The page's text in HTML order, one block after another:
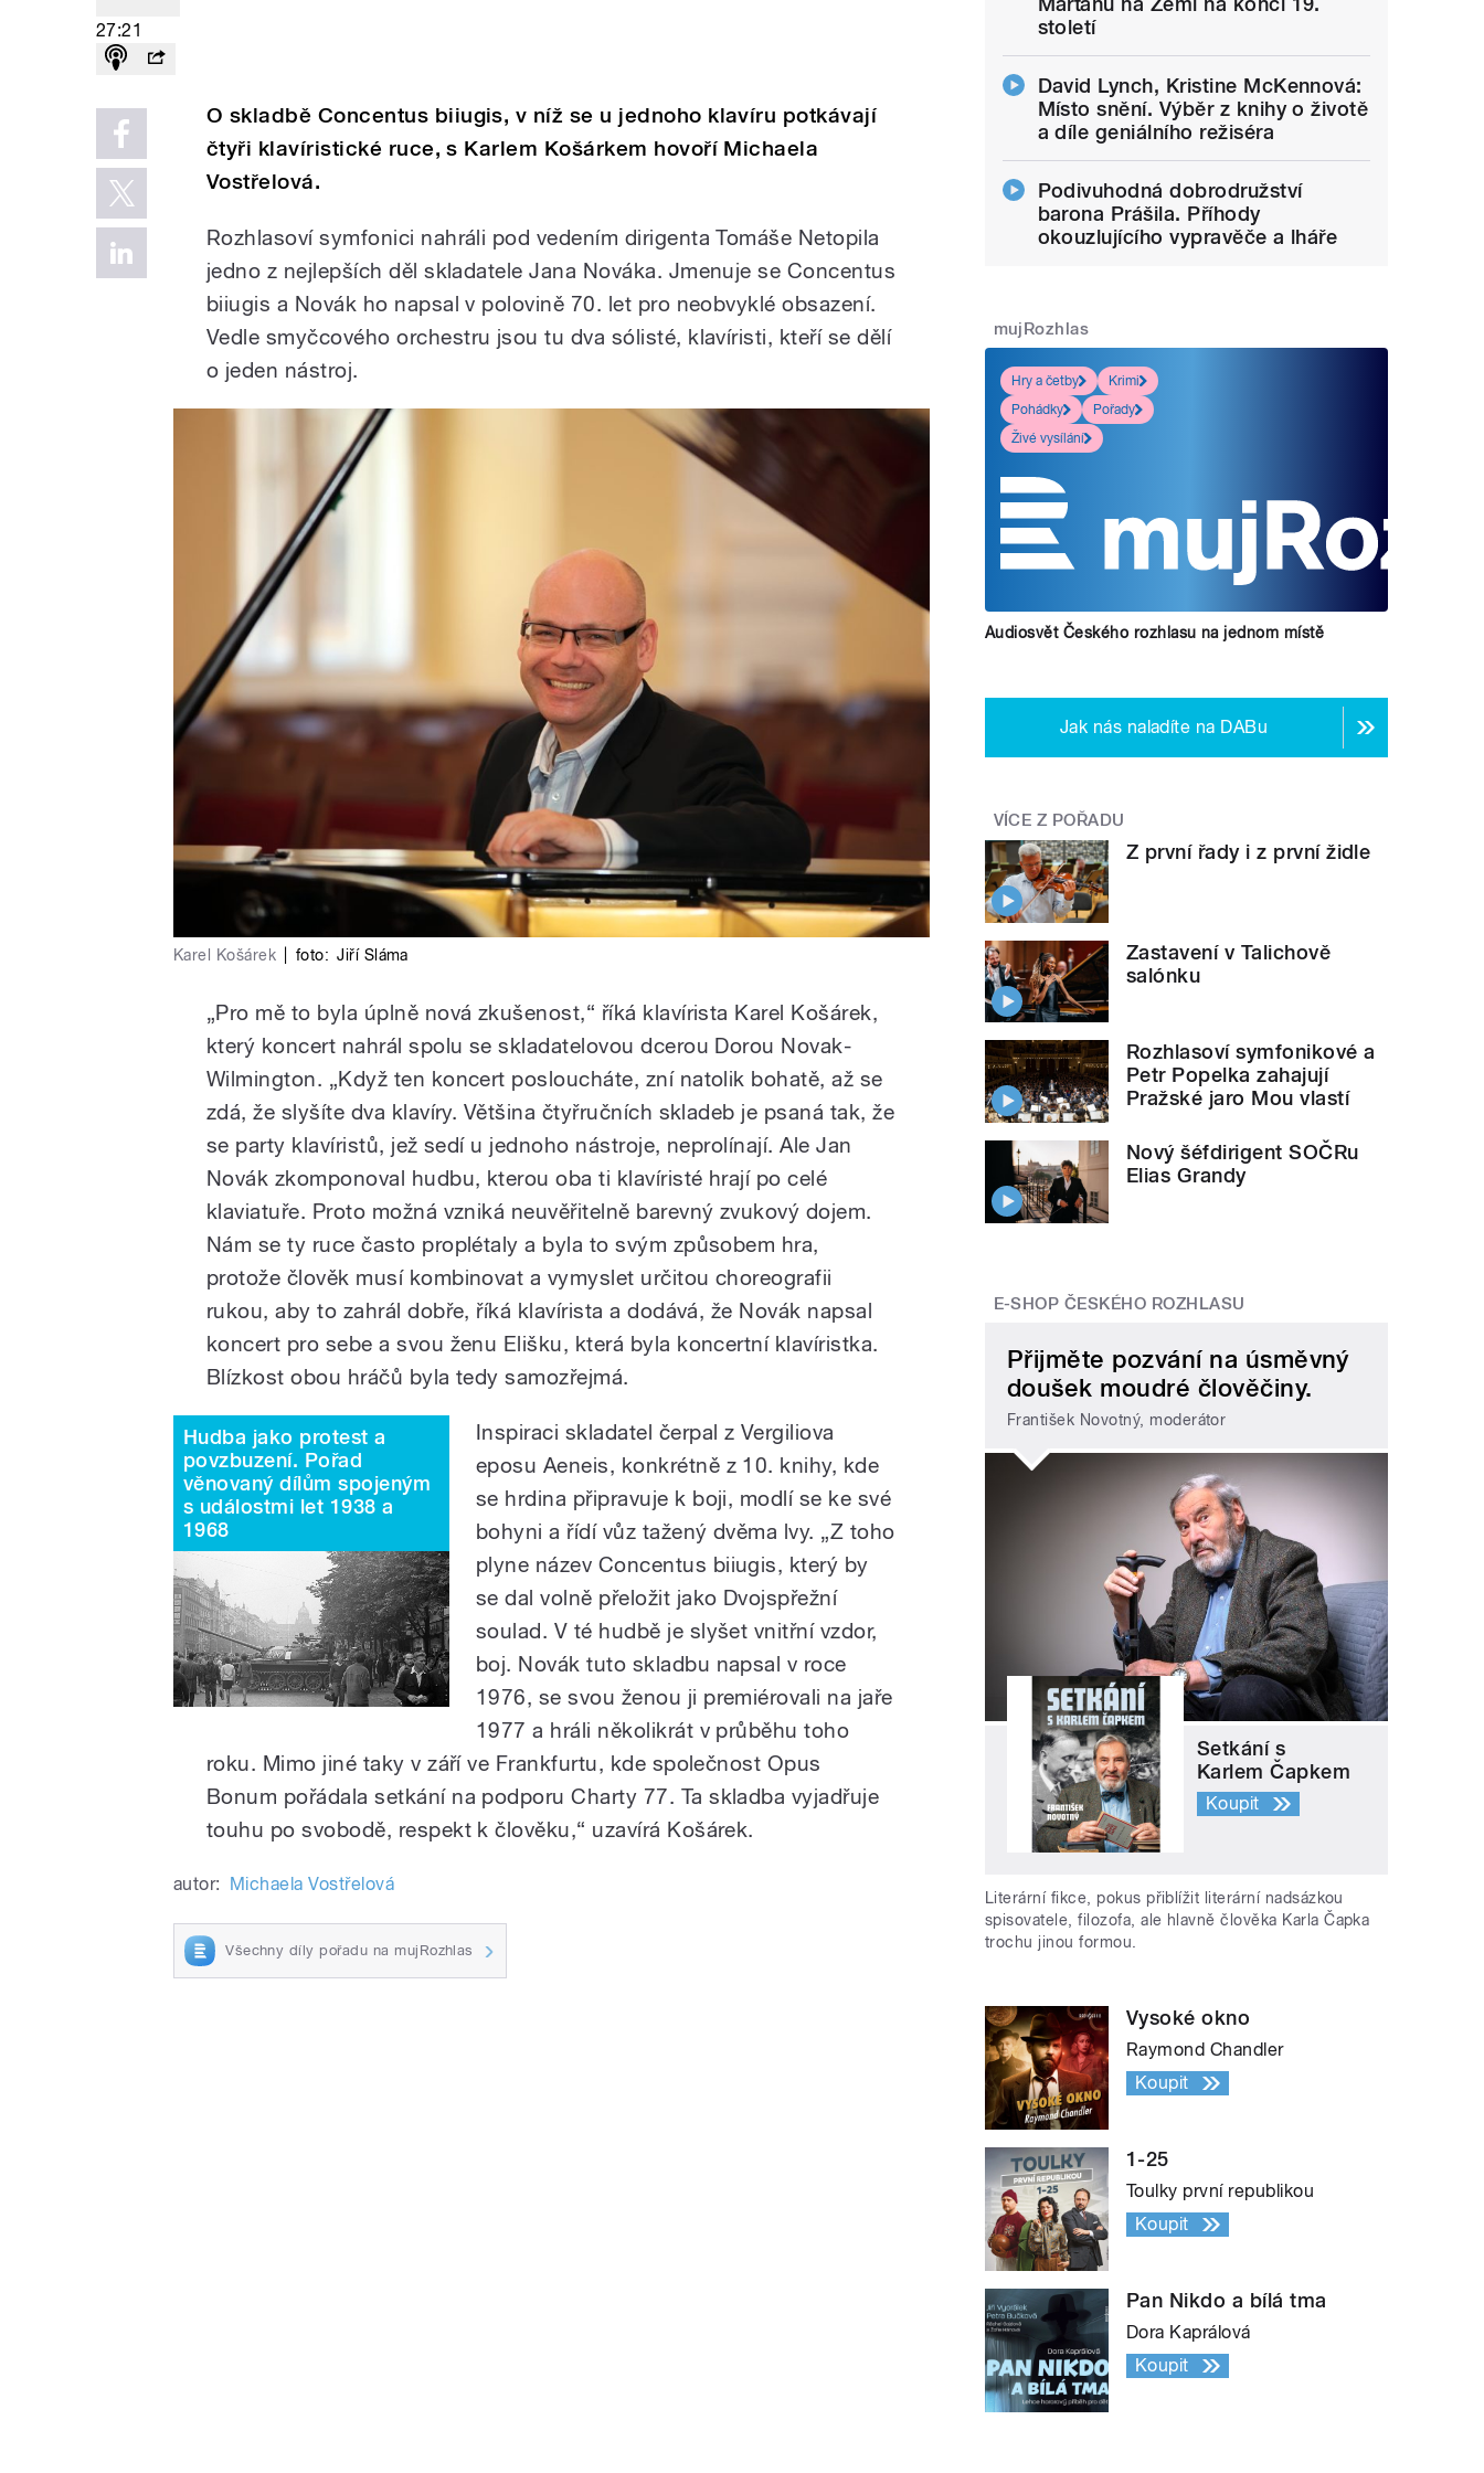
27:21
O skladbě Concentus biiugis, v níž se u jednoho klavíru potkávají
čtyři klavíristické ruce, s Karlem Košárkem hovoří Michaela
Vostřelová.
Rozhlasoví symfonici nahráli pod vedením dirigenta Tomáše Netopila
jedno z nejlepších děl skladatele Jana Nováka. Jmenuje se Concentus
biiugis a Novák ho napsal v polovině 70. let pro neobvyklé obsazení.
Vedle smyčcového orchestru jsou tu dva sólisté, klavíristi, kteří se dělí
o jeden nástroj.
Karel Košárek foto: Jiří Sláma
„Pro mě to byla úplně nová zkušenost,“ říká klavírista Karel Košárek,
který koncert nahrál spolu se skladatelovou dcerou Dorou Novak-
Wilmington. „Když ten koncert posloucháte, zní natolik bohatě, až se
zdá, že slyšíte dva klavíry. Většina čtyřručních skladeb je psaná tak, že
se party klavíristů, jež sedí u jednoho nástroje, neprolínají. Ale Jan
Novák zkomponoval hudbu, kterou oba ti klavíristé hrají po celé
klaviatuře. Proto možná vzniká neuvěřitelně barevný zvukový dojem.
Nám se ty ruce často proplétaly a byla to svým způsobem hra,
protože člověk musí kombinovat a vymyslet určitou choreografii
rukou, aby to zahrál dobře, říká klavírista a dodává, že Novák napsal
koncert pro sebe a svou ženu Elišku, která byla koncertní klavíristka.
Blízkost obou hráčů byla tedy samozřejmá.
Hudba jako protest a
povzbuzení. Pořad
věnovaný dílům spojeným
s událostmi let 1938 a
1968
Inspiraci skladatel čerpal z Vergiliova
eposu Aeneis, konkrétně z 10. knihy, kde
se hrdina připravuje k boji, modlí se ke své
bohyni a řídí vůz tažený dvěma lvy. „Z toho
plyne název Concentus biiugis, který by
se dal volně přeložit jako Dvojspřežní
soulad. V té hudbě je slyšet vnitřní vzdor,
boj. Novák tuto skladbu napsal v roce
1976, se svou ženou ji premiérovali na jaře
1977 a hráli několikrát v průběhu toho
roku. Mimo jiné taky v září ve Frankfurtu, kde společnost Opus
Bonum pořádala setkání na podporu Charty 77. Ta skladba vyjadřuje
touhu po svobodě, respekt k člověku,“ uzavírá Košárek.
autor: Michaela Vostřelová
Všechny díly pořadu na mujRozhlas
století
David Lynch, Kristine McKennová:
Místo snění. Výběr z knihy o životě
a díle geniálního režiséra
Podivuhodná dobrodružství
barona Prášila. Příhody
okouzlujícího vypravěče a lháře
mujRozhlas
Hry a četby
Krimi
Pohádky
Pořady
Živé vysílání
Audiosvět Českého rozhlasu na jednom místě
Jak nás naladíte na DABu
VÍCE Z POŘADU
Z první řady i z první židle
Zastavení v Talichově
salónku
Rozhlasoví symfonikové a
Petr Popelka zahajují
Pražské jaro Mou vlastí
Nový šéfdirigent SOČRu
Elias Grandy
E-SHOP ČESKÉHO ROZHLASU
Přijměte pozvání na úsměvný
doušek moudré člověčiny.
František Novotný, moderátor
Setkání s
Karlem Čapkem
Koupit
Literární fikce, pokus přiblížit literární nadsázkou
spisovatele, filozofa, ale hlavně člověka Karla Čapka
trochu jinou formou.
Vysoké okno
Raymond Chandler
Koupit
1-25
Toulky první republikou
Koupit
Pan Nikdo a bílá tma
Dora Kaprálová
Koupit